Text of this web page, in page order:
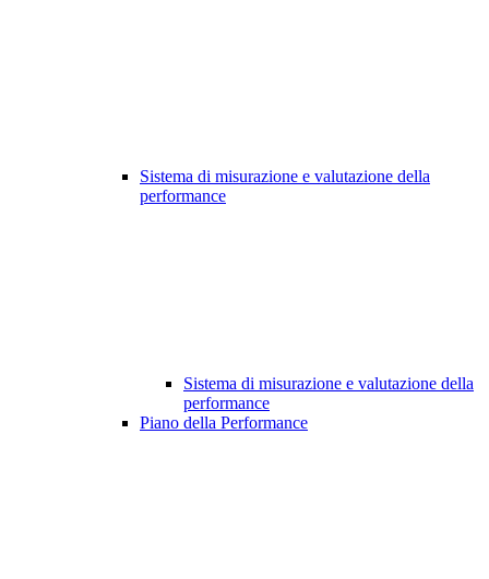
Sistema di misurazione e valutazione della
performance
Sistema di misurazione e valutazione della
performance
Piano della Performance